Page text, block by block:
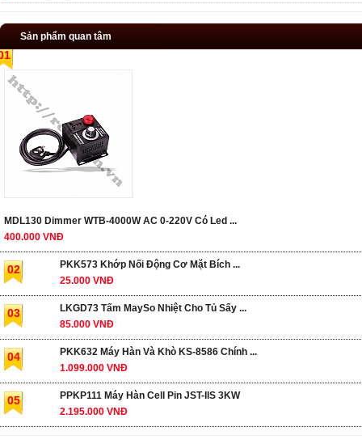
Sản phẩm quan tâm
MDL130 Dimmer WTB-4000W AC 0-220V Có Led ...
400.000 VNĐ
02
PKK573 Khớp Nối Động Cơ Mặt Bích ...
25.000 VNĐ
03
LKGD73 Tấm MaySo Nhiệt Cho Tủ Sấy ...
85.000 VNĐ
04
PKK632 Máy Hàn Và Khò KS-8586 Chính ...
1.099.000 VNĐ
05
PPKP111 Máy Hàn Cell Pin JST-IIS 3KW
2.195.000 VNĐ